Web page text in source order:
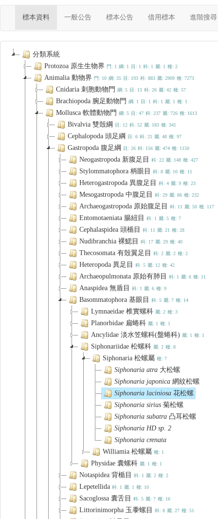
標本資料(current)一般公告 標本公告 借用標本 進階搜尋
分類系統
Protozoa 原生生物界 門: 1 綱: 1 目: 1 科: 1 屬: 1 種: 2
Animalia 動物界 門: 10 綱: 35 目: 193 科: 883 屬: 2909 種: 7273
Cnidaria 刺胞動物門 綱: 5 目: 13 科: 26 屬: 42 種: 57
Brachiopoda 腕足動物門 綱: 1 目: 1 科: 1 屬: 1 種: 1
Mollusca 軟體動物門 綱: 5 目: 47 科: 237 屬: 726 種: 1613
Bivalvia 雙殼綱 目: 12 科: 52 屬: 183 種: 341
Cephalopoda 頭足綱 目: 6 科: 21 屬: 48 種: 97
Gastropoda 腹足綱 目: 26 科: 156 屬: 474 種: 1150
Neogastropoda 新腹足目 科: 22 屬: 148 種: 427
Stylommatophora 柄眼目 科: 8 屬: 10 種: 11
Heterogastropoda 異腹足目 科: 4 屬: 9 種: 23
Mesogastropoda 中腹足目 科: 29 屬: 86 種: 232
Archaeogastropoda 原始腹足目 科: 11 屬: 50 種: 117
Entomotaeniata 腸紐目 科: 1 屬: 5 種: 7
Cephalaspidea 頭楯目 科: 11 屬: 21 種: 28
Nudibranchia 裸鰓目 科: 17 屬: 29 種: 40
Thecosomata 有殼翼足目 科: 2 屬: 2 種: 2
Heteropoda 異足目 科: 5 屬: 12 種: 42
Archaeopulmonata 原始有肺目 科: 1 屬: 6 種: 11
Anaspidea 無盾目 科: 1 屬: 6 種: 9
Basommatophora 基眼目 科: 5 屬: 7 種: 14
Lymnaeidae 椎實螺科 屬: 2 種: 3
Planorbidae 扁蜷科 屬: 1 種: 1
Ancylidae 淡水笠螺科(盤蜷科) 屬: 1 種: 1
Siphonariidae 松螺科 屬: 2 種: 8
Siphonaria 松螺屬 種: 7
Siphonaria atra 大松螺
Siphonaria japonica 網紋松螺
Siphonaria laciniosa 花松螺
Siphonaria sirius 菊松螺
Siphonaria subatra 凸耳松螺
Siphonaria HD sp. 2
Siphonaria crenata
Williamia 松螺屬 種: 1
Physidae 囊螺科 屬: 1 種: 1
Notaspidea 背楯目 科: 1 屬: 2 種: 2
Lepetellida 科: 1 屬: 1 種: 10
Sacoglossa 囊舌目 科: 5 屬: 7 種: 16
Littorinimorpha 玉黍螺目 科: 8 屬: 27 種: 51